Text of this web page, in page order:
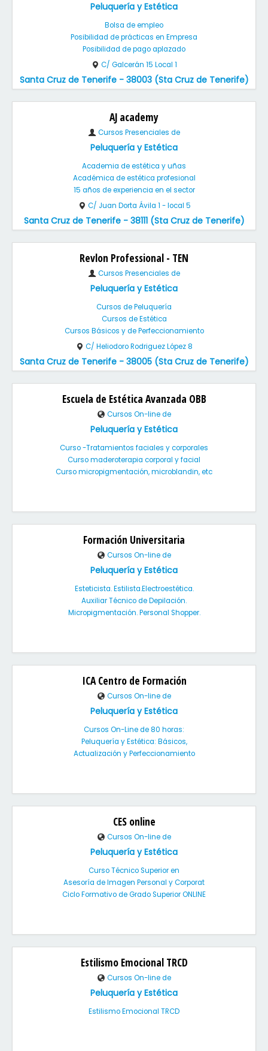
Peluquería y Estética
Bolsa de empleo
Posibilidad de prácticas en Empresa
Posibilidad de pago aplazado
C/ Galcerán 15 Local 1
Santa Cruz de Tenerife - 38003 (Sta Cruz de Tenerife)
AJ academy
Cursos Presenciales de
Peluquería y Estética
Academia de estética y uñas
Académica de estética profesional
15 años de experiencia en el sector
C/ Juan Dorta Ávila 1 - local 5
Santa Cruz de Tenerife - 38111 (Sta Cruz de Tenerife)
Revlon Professional - TEN
Cursos Presenciales de
Peluquería y Estética
Cursos de Peluquería
Cursos de Estética
Cursos Básicos y de Perfeccionamiento
C/ Heliodoro Rodriguez López 8
Santa Cruz de Tenerife - 38005 (Sta Cruz de Tenerife)
Escuela de Estética Avanzada OBB
Cursos On-line de
Peluquería y Estética
Curso -Tratamientos faciales y corporales
Curso maderoterapia corporal y facial
Curso micropigmentación, microblandin, etc
Formación Universitaria
Cursos On-line de
Peluquería y Estética
Esteticista. Estilista.Electroestética.
Auxiliar Técnico de Depilación.
Micropigmentación. Personal Shopper.
ICA Centro de Formación
Cursos On-line de
Peluquería y Estética
Cursos On-Line de 80 horas:
Peluquería y Estética: Básicos,
Actualización y Perfeccionamiento
CES online
Cursos On-line de
Peluquería y Estética
Curso Técnico Superior en
Asesoría de Imagen Personal y Corporat
Ciclo Formativo de Grado Superior ONLINE
Estilismo Emocional TRCD
Cursos On-line de
Peluquería y Estética
Estilismo Emocional TRCD